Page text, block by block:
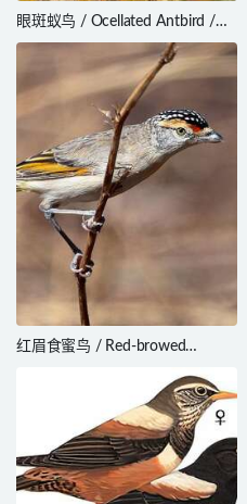
眼斑蚁鸟 / Ocellated Antbird /
Phaenostictus mcleannani
红眉食蜜鸟 / Red-browed